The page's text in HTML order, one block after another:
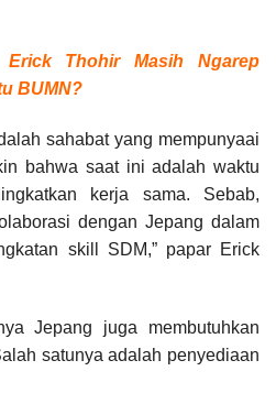
Erick Thohir Masih Ngarep
BUMN?
sahabat yang mempunyaai
bahwa saat ini adalah waktu
kerja sama. Sebab,
dengan Jepang dalam
skill SDM,” papar Erick
Jepang juga membutuhkan
satunya adalah penyediaan